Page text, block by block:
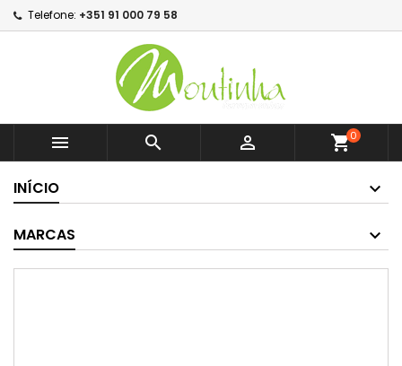
Telefone: +351 91 000 79 58
   shopping_cart0
INÍCIO
MARCAS